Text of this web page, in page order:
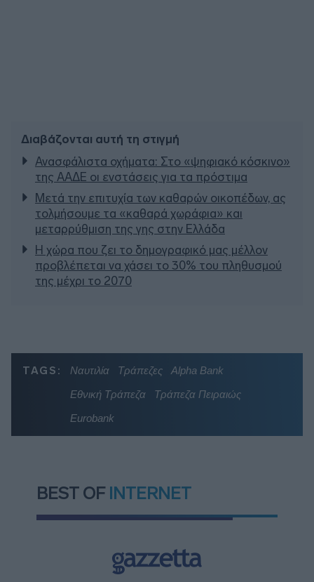
Διαβάζονται αυτή τη στιγμή
Ανασφάλιστα οχήματα: Στο «ψηφιακό κόσκινο»
της ΑΑΔΕ οι ενστάσεις για τα πρόστιμα
Μετά την επιτυχία των καθαρών οικοπέδων, ας
τολμήσουμε τα «καθαρά χωράφια» και
μεταρρύθμιση της γης στην Ελλάδα
Η χώρα που ζει το δημογραφικό μας μέλλον
προβλέπεται να χάσει το 30% του πληθυσμού
της μέχρι το 2070
TAGS: Ναυτιλία Τράπεζες
Alpha Bank
Εθνική Τράπεζα
Τράπεζα Πειραιώς
Eurobank
BEST OF INTERNET